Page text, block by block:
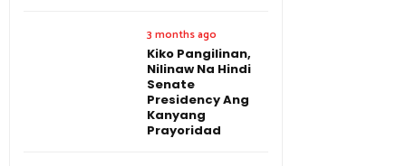
3 months ago
Kiko Pangilinan,
Nilinaw Na Hindi
Senate
Presidency Ang
Kanyang
Prayoridad